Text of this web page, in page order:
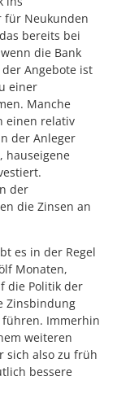
für Neukunden
bereits bei
die Bank
Angebote ist
einer
Manche
einen relativ
der Anleger
hauseigene
der
die Zinsen an
es in der Regel
Monaten,
die Politik der
Zinsbindung
führen. Immerhin
weiteren
sich also zu früh
bessere